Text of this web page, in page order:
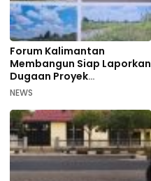
Forum Kalimantan
Membangun Siap Laporkan
Dugaan Proyek
Bermasalah PUPR Kalteng
NEWS